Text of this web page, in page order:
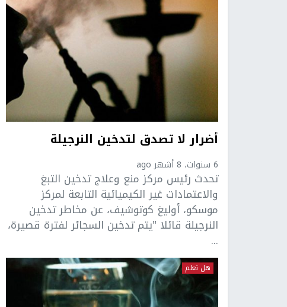
أضرار لا تصدق لتدخين النرجيلة
6 سنوات، 8 أشهر ago
تحدث رئيس مركز منع وعلاج تدخين التبغ
والاعتمادات غير الكيميائية التابعة لمركز
موسكو، أوليغ كوتوشيف، عن مخاطر تدخين
النرجيلة قائلا "يتم تدخين السجائر لفترة قصيرة،
...
هل تعلم